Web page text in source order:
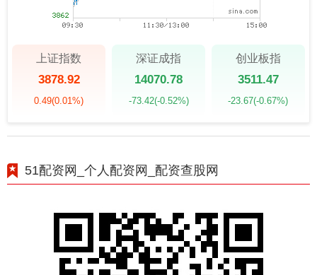
上证指数
3878.92
0.49(0.01%)
深证成指
14070.78
-73.42(-0.52%)
创业板指
3511.47
-23.67(-0.67%)
51配资网_个人配资网_配资查股网